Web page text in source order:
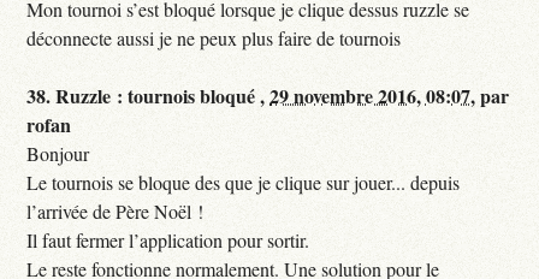
Mon tournoi s’est bloqué lorsque je clique dessus ruzzle se
déconnecte aussi je ne peux plus faire de tournois
38.Ruzzle : tournois bloqué ,29 novembre 2016, 08:07,par
rofan
Bonjour
Le tournois se bloque des que je clique sur jouer... depuis
l’arrivée de Père Noël !
Il faut fermer l’application pour sortir.
Le reste fonctionne normalement. Une solution pour le